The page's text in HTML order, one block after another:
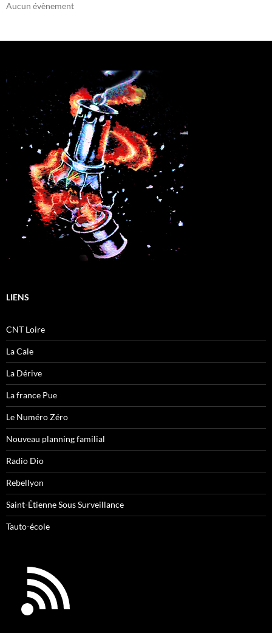
Aucun évènement
LIENS
CNT Loire
La Cale
La Dérive
La france Pue
Le Numéro Zéro
Nouveau planning familial
Radio Dio
Rebellyon
Saint-Étienne Sous Surveillance
Tauto-école